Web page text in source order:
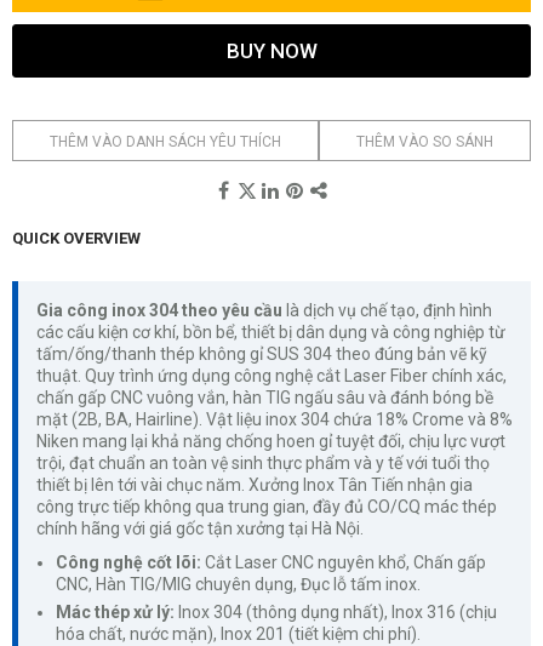
BUY NOW
THÊM VÀO DANH SÁCH YÊU THÍCH THÊM VÀO SO SÁNH
QUICK OVERVIEW
Gia công inox 304 theo yêu cầu là dịch vụ chế tạo, định hình
các cấu kiện cơ khí, bồn bể, thiết bị dân dụng và công nghiệp từ
tấm/ống/thanh thép không gỉ SUS 304 theo đúng bản vẽ kỹ
thuật. Quy trình ứng dụng công nghệ cắt Laser Fiber chính xác,
chấn gấp CNC vuông vắn, hàn TIG ngấu sâu và đánh bóng bề
mặt (2B, BA, Hairline). Vật liệu inox 304 chứa 18% Crome và 8%
Niken mang lại khả năng chống hoen gỉ tuyệt đối, chịu lực vượt
trội, đạt chuẩn an toàn vệ sinh thực phẩm và y tế với tuổi thọ
thiết bị lên tới vài chục năm. Xưởng Inox Tân Tiến nhận gia
công trực tiếp không qua trung gian, đầy đủ CO/CQ mác thép
chính hãng với giá gốc tận xưởng tại Hà Nội.
Công nghệ cốt lõi: Cắt Laser CNC nguyên khổ, Chấn gấp
CNC, Hàn TIG/MIG chuyên dụng, Đục lỗ tấm inox.
Mác thép xử lý: Inox 304 (thông dụng nhất), Inox 316 (chịu
hóa chất, nước mặn), Inox 201 (tiết kiệm chi phí).